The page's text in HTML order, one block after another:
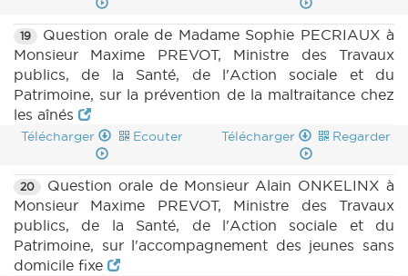
19
Question orale de Madame Sophie PECRIAUX à
Monsieur Maxime PREVOT, Ministre des Travaux
publics, de la Santé, de l'Action sociale et du
Patrimoine, sur la prévention de la maltraitance chez
les aînés
Télécharger Ecouter Télécharger Regarder
20
Question orale de Monsieur Alain ONKELINX à
Monsieur Maxime PREVOT, Ministre des Travaux
publics, de la Santé, de l'Action sociale et du
Patrimoine, sur l'accompagnement des jeunes sans
domicile fixe